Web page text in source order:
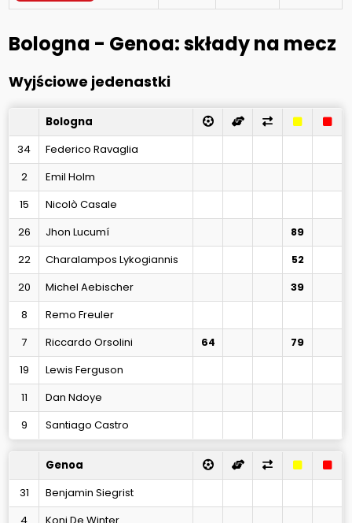
Bologna - Genoa: składy na mecz
Wyjściowe jedenastki
Bologna
34
Federico Ravaglia
2
Emil Holm
15
Nicolò Casale
26
Jhon Lucumí 89
22 Charalampos Lykogiannis 52
20 Michel Aebischer 39
8
Remo Freuler
7
Riccardo Orsolini 64 79
19
Lewis Ferguson
11
Dan Ndoye
9
Santiago Castro
Genoa
31
Benjamin Siegrist